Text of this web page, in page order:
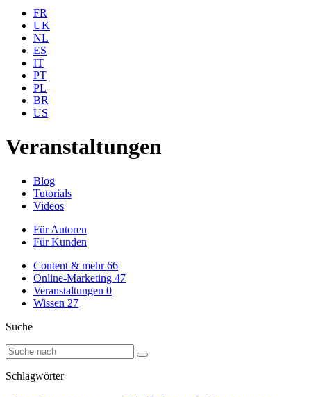
FR
UK
NL
ES
IT
PT
PL
BR
US
Veranstaltungen
Blog
Tutorials
Videos
Für Autoren
Für Kunden
Content & mehr66
Online-Marketing 47
Veranstaltungen 0
Wissen 27
Suche
Schlagwörter